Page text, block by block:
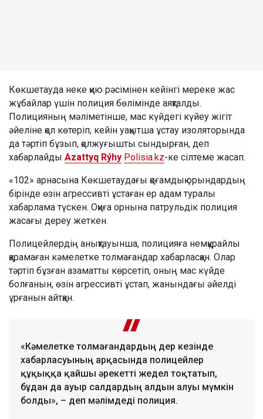
Көкшетауда неке қию рәсімінен кейінгі мереке жас
жұбайлар үшін полиция бөлімінде аяқталды.
Полицияның мәліметінше, мас күйдегі күйеу жігіт
әйеліне қол көтеріп, кейін уақытша ұстау изоляторында
да тәртіп бұзып, қолжуғышты сындырған, деп
хабарлайды Azattyq Rýhy Polisia.kz-ке сілтеме жасап.
«102» арнасына Көкшетаудағы қоғамдық орындардың
бірінде өзін агрессивті ұстаған ер адам туралы
хабарлама түскен. Оқиға орнына патрульдік полиция
жасағы дереу жеткен.
Полицейлердің анықтауынша, полицияға немқұрайлы
қарамаған кәмелетке толмағандар хабарласқан. Олар
тәртіп бұзған азаматты көрсетіп, оның мас күйде
болғанын, өзін агрессивті ұстап, жанындағы әйелді
ұрғанын айтқан.
«Кәмелетке толмағандардың дер кезінде
хабарласуының арқасында полицейлер
құқыққа қайшы әрекетті жедел тоқтатып,
бұдан да ауыр салдардың алдын алуы мүмкін
болды», – деп мәлімдеді полиция.